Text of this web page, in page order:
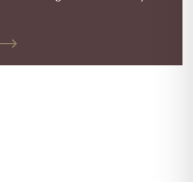
magia,así si ceno en ella
sofá o si comemos a una
que todos estemos